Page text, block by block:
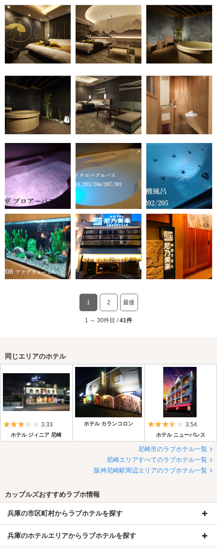
1 2 最後
1 ～ 30件目 /41件
同じエリアのホテル
5つ星のうち3
3.33
ホテル ジィニア 尼崎
ホテル カランコロン 5つ星のうち
3.54
ホテル ニューパレス
尼崎市のラブホテル一覧
尼崎エリアすべてのラブホテル一覧
阪神尼崎駅周辺エリアのラブホテル一覧
カップルズおすすめラブホ情報
兵庫の市区町村からラブホテルを探す
兵庫のホテルエリアからラブホテルを探す